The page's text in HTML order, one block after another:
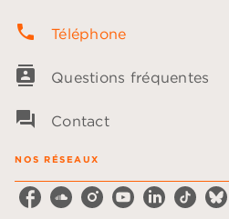
phone Téléphone
contacts Questions fréquentes
question_answer Contact
NOS RÉSEAUX